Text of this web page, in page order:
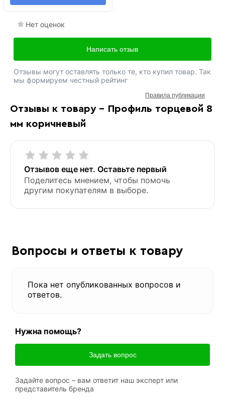
Отзывы к товару - Профиль торцевой 8
мм коричневый
Отзывов еще нет. Оставьте первый
Поделитесь мнением, чтобы помочь
другим покупателям в выборе.
Нет оценок
Написать отзыв
Отзывы могут оставлять только те, кто купил товар. Так
мы формируем честный рейтинг
Правила публикации
Вопросы и ответы к товару
Пока нет опубликованных вопросов и
ответов.
Нужна помощь?
Задать вопрос
Задайте вопрос – вам ответит наш эксперт или
представитель бренда